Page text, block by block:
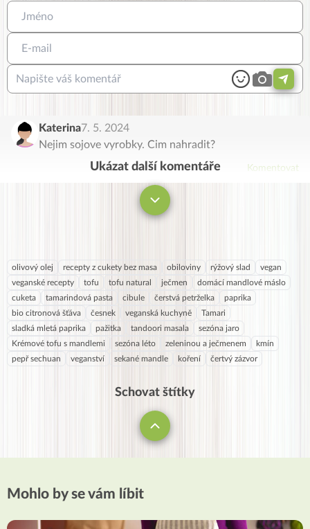
Katerina7. 5. 2024
Nejim sojove vyrobky. Cim nahradit?
Komentovat
Ukázat další komentáře
olivový olej recepty z cukety bez masa obiloviny rýžový slad
vegan
veganské recepty
tofu tofu natural ječmen
domácí mandlové máslo
cuketa
tamarindová pasta cibule čerstvá petrželka
paprika
bio citronová šťáva
česnek veganská kuchyně
Tamari
sladká mletá paprika
pažitka tandoori masala
sezóna jaro
Krémové tofu s mandlemi
sezóna léto zeleninou a ječmenem
kmín
pepř sechuan
veganství sekané mandle koření čertvý zázvor
Schovat štítky
Mohlo by se vám líbit